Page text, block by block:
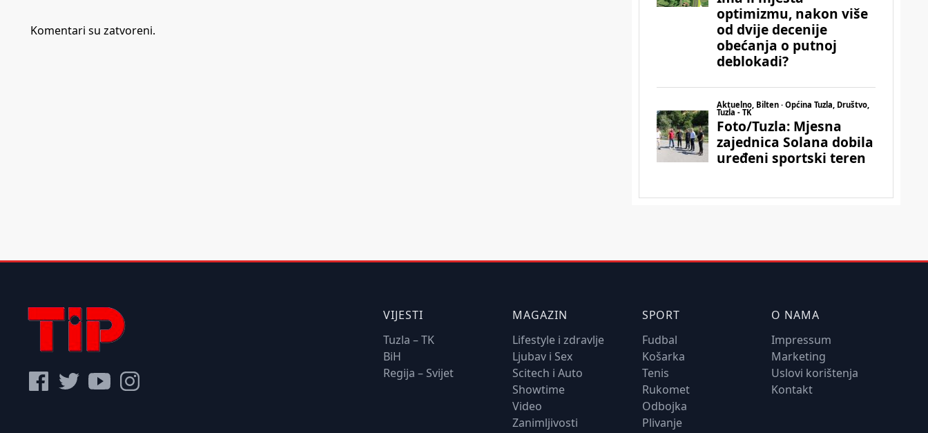
Komentari su zatvoreni.
VIJESTI
Tuzla – TK
BiH
Regija – Svijet
MAGAZIN
Lifestyle i zdravlje
Ljubav i Sex
Scitech i Auto
Showtime
Video
Zanimljivosti
SPORT
Fudbal
Košarka
Tenis
Rukomet
Odbojka
Plivanje
O NAMA
Impressum
Marketing
Uslovi korištenja
Kontakt